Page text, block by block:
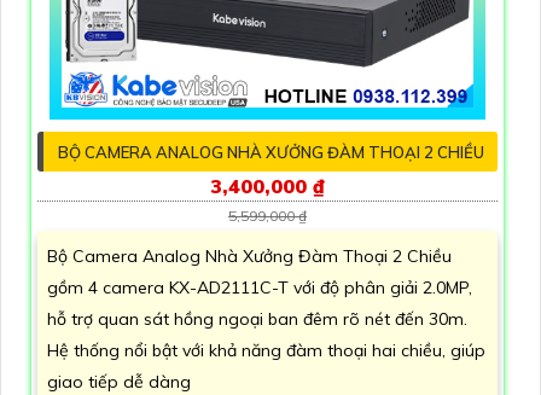
BỘ CAMERA ANALOG NHÀ XƯỞNG ĐÀM THOẠI 2 CHIỀU
3,400,000 ₫
5,599,000 ₫
Bộ Camera Analog Nhà Xưởng Đàm Thoại 2 Chiều
gồm 4 camera KX-AD2111C-T với độ phân giải 2.0MP,
hỗ trợ quan sát hồng ngoại ban đêm rõ nét đến 30m.
Hệ thống nổi bật với khả năng đàm thoại hai chiều, giúp
giao tiếp dễ dàng